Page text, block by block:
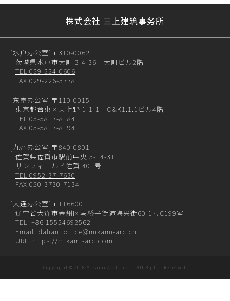
株式会社 三上建筑事务所
[水户办公室] 〒310-0062
茨城県水戸市大町 3-4-36 大町ビル2階
TEL.029-224-0606
FAX.029-226-3778
[东京办公室] 〒110-0015
東京都台東区東上野 1-1-1 O&K1.1.1ビル4階
TEL.03-5817-8184
FAX.03-5817-8194
[九州办公室] 〒840-0801
佐賀県佐賀市駅前中央 3-14-31
サンフィールド佐賀 401号
TEL.0952-37-7630
FAX.050-3730-7134
[大连办公室] 〒116600
辽宁省大连市金州区马桥子街道海兴街60-1号C199室
TEL. +86 15524692562
Email. dalian_office@mikami-arc.cn
URL. https://mikami-arc.com
Copyright © 2018 Mikami Architects. All Rights Reserved.